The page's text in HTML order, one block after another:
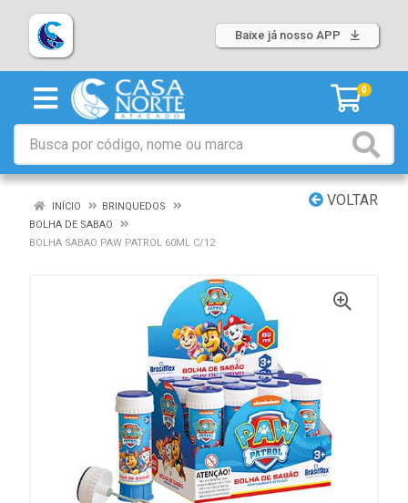
Baixe já nosso APP
0
VOLTAR
INÍCIO
BRINQUEDOS
BOLHA DE SABAO
BOLHA SABAO PAW PATROL 60ML C/12